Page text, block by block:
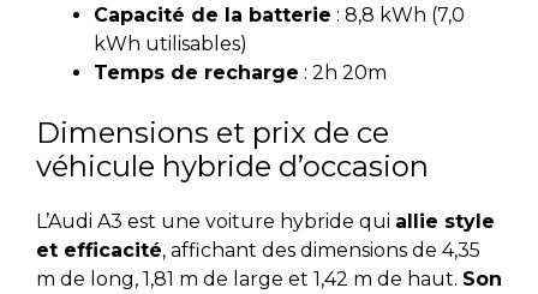
Capacité de la batterie : 8,8 kWh (7,0
kWh utilisables)
Temps de recharge : 2h 20m
Dimensions et prix de ce
véhicule hybride d’occasion
L’Audi A3 est une voiture hybride qui allie style
et efficacité, affichant des dimensions de 4,35
m de long, 1,81 m de large et 1,42 m de haut. Son